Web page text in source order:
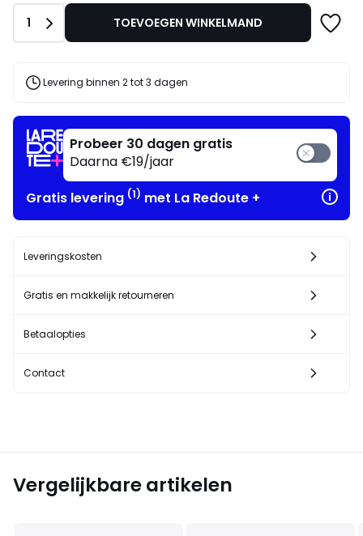
Aantal
1 TOEVOEGEN WINKELMAND
Levering binnen 2 tot 3 dagen
Probeer 30 dagen gratis
Daarna €19/jaar
Gratis levering (1) met La Redoute +
Leveringskosten
Gratis en makkelijk retourneren
Betaalopties
Contact
Vergelijkbare artikelen